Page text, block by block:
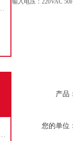
半导体致冷控温实验仪
多物理场耦合原理与系统架构解析
输入电压： 220VAC
产品
您的单位